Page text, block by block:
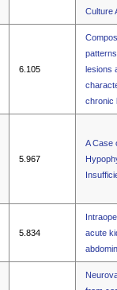
Culture
6.105
lesions
chronic
5.967
A Case
5.834
acute